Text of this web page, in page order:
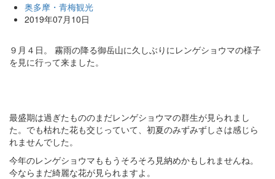
奥多摩・青梅観光
2019年07月10日
９月４日。 霧雨の降る御岳山に久しぶりにレンゲショウマの様子
を見に行って来ました。
最盛期は過ぎたもののまだレンゲショウマの群生が見られまし
た。でも枯れた花も交じっていて、初夏のみずみずしさは感じら
れませんでした。
今年のレンゲショウマももうそろそろ見納めかもしれませんね。
今ならまだ綺麗な花が見られますよ。